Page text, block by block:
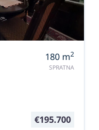
180 m2
SPRATNA
€195.700